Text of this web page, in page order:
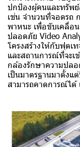
ปกป้องผู้คนและทรัพ
เช่น จำนวนที่จอดรถ
พาหนะ เพื่อขับเคลื่อ
ปลอดภัย Video
โครงสร้างให้กับฟุตเ
และสถานการณ์ที่จะ
กล้องรักษาความปลอ
เป็นมาตรฐานมาตั้งแ
สามารถคาดการณ์ได้